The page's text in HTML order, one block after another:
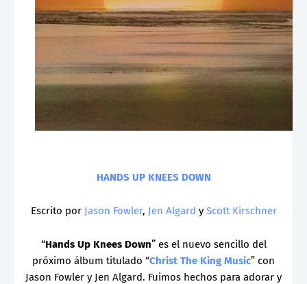
HANDS UP KNEES DOWN
Escrito por Jason Fowler, Jen Algard y Scott Kirschner
“Hands Up Knees Down” es el nuevo sencillo del
próximo álbum titulado “Christ The King Music” con
Jason Fowler y Jen Algard. Fuimos hechos para adorar y